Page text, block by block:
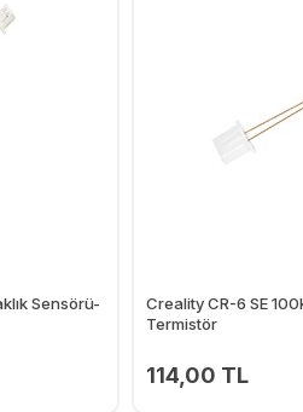
Sensörü-
Creality CR-6 SE
Termistör
114,00 TL